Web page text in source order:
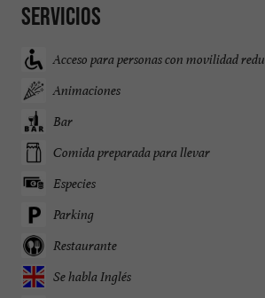
Servicios
Acceso para personas con movilidad
Animaciones
Bar
Comida preparada para llevar
Especies
Parking
Restaurante
Se habla Inglés